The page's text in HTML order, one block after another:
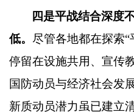
四是平战结合深度
低。 尽管各地都在探索“
停留在设施共用、宣传
国防动员与经济社会发
新质动员潜力虽已建立